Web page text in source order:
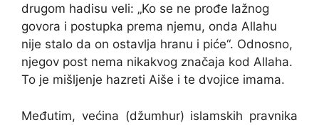
drugom hadisu veli: „Ko se ne prođe lažnog
govora i postupka prema njemu, onda Allahu
nije stalo da on ostavlja hranu i piće“. Odnosno,
njegov post nema nikakvog značaja kod Allaha.
To je mišljenje hazreti Aiše i te dvojice imama.
Međutim, većina (džumhur) islamskih pravnika